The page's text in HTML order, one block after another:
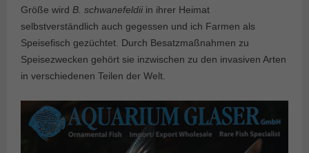
Größe wird B. schwanefeldiiin ihrer Heimat
selbstverständlich auch gegessen und ich Farmen als
Speisefisch gezüchtet. Durch Besatzmaßnahmen zu
Speisezwecken gehört sie inzwischen zu den invasiven Arten
in verschiedenen Teilen der Welt.